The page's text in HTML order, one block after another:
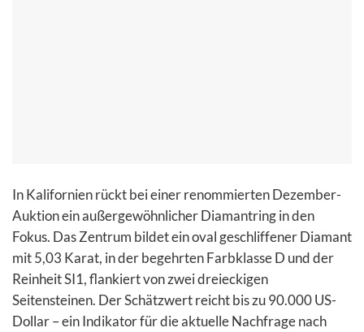
In Kalifornien rückt bei einer renommierten Dezember-
Auktion ein außergewöhnlicher Diamantring in den
Fokus. Das Zentrum bildet ein oval geschliffener Diamant
mit 5,03 Karat, in der begehrten Farbklasse D und der
Reinheit SI1, flankiert von zwei dreieckigen
Seitensteinen. Der Schätzwert reicht bis zu 90.000 US-
Dollar – ein Indikator für die aktuelle Nachfrage nach